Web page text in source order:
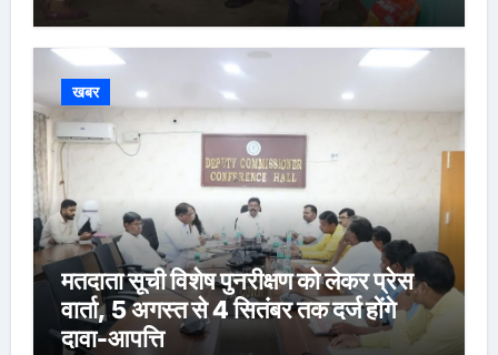
खबर
मतदाता सूची विशेष पुनरीक्षण को लेकर प्रेस
वार्ता, 5 अगस्त से 4 सितंबर तक दर्ज होंगे
दावा-आपत्ति